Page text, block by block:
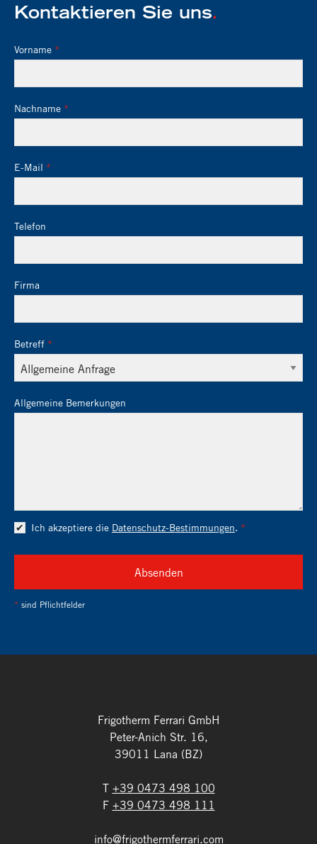
Kontaktieren Sie uns.
Vorname
Nachname
E-Mail
Telefon
Firma
Betreff
Allgemeine Bemerkungen
Ich akzeptiere die Datenschutz-Bestimmungen.
Absenden
* sind Pflichtfelder
Frigotherm Ferrari GmbH
Peter-Anich Str. 16,
39011 Lana (BZ)
T +39 0473 498 100
F +39 0473 498 111
info@frigothermferrari.com